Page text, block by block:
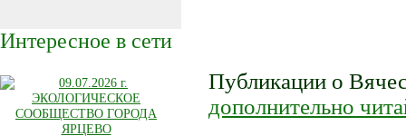
Публикации о
дополнительно
Интересное в сети